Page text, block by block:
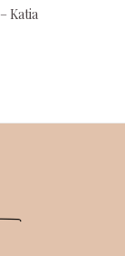
Katia